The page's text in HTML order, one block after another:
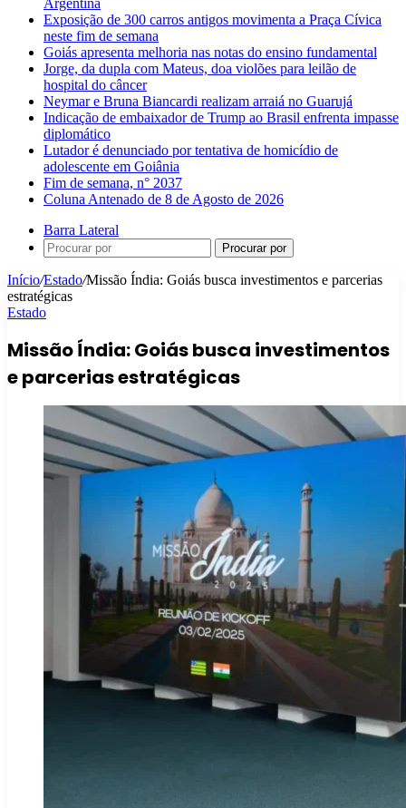
Argentina
Exposição de 300 carros antigos movimenta a Praça Cívica
neste fim de semana
Goiás apresenta melhoria nas notas do ensino fundamental
Jorge, da dupla com Mateus, doa violões para leilão de
hospital do câncer
Neymar e Bruna Biancardi realizam arraiá no Guarujá
Indicação de embaixador de Trump ao Brasil enfrenta impasse
diplomático
Lutador é denunciado por tentativa de homicídio de
adolescente em Goiânia
Fim de semana, n° 2037
Coluna Antenado de 8 de Agosto de 2026
Barra Lateral
Procurar por
Início/Estado/Missão Índia: Goiás busca investimentos e parcerias
estratégicas
Estado
Missão Índia: Goiás busca investimentos
e parcerias estratégicas